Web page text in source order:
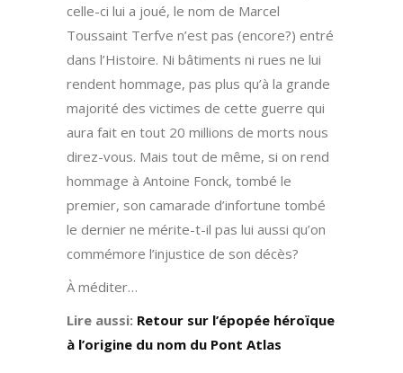
celle-ci lui a joué, le nom de Marcel
Toussaint Terfve n’est pas (encore?) entré
dans l’Histoire. Ni bâtiments ni rues ne lui
rendent hommage, pas plus qu’à la grande
majorité des victimes de cette guerre qui
aura fait en tout 20 millions de morts nous
direz-vous. Mais tout de même, si on rend
hommage à Antoine Fonck, tombé le
premier, son camarade d’infortune tombé
le dernier ne mérite-t-il pas lui aussi qu’on
commémore l’injustice de son décès?
À méditer…
Lire aussi: Retour sur l’épopée héroïque
à l’origine du nom du Pont Atlas